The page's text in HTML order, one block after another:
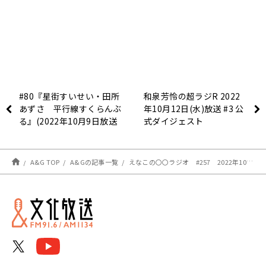
#80『星街すいせい・田所
あずさ 平行線すくらんぶ
る』(2022年10月9日放送
和泉芳怜の超ラジR 2022
年10月12日(水)放送 #3 公
式ダイジェスト
A&G TOP A&Gの記事一覧 えなこの〇〇ラジオ #257 2022年10月16日放送分 感想